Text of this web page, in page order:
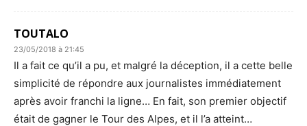
TOUTALO
23/05/2018 à 21:45
Il a fait ce qu’il a pu, et malgré la déception, il a cette belle
simplicité de répondre aux journalistes immédiatement
après avoir franchi la ligne… En fait, son premier objectif
était de gagner le Tour des Alpes, et il l’a atteint…